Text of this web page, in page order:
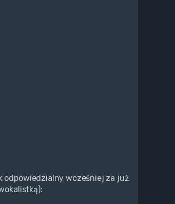
odpowiedzialny wcześniej za już